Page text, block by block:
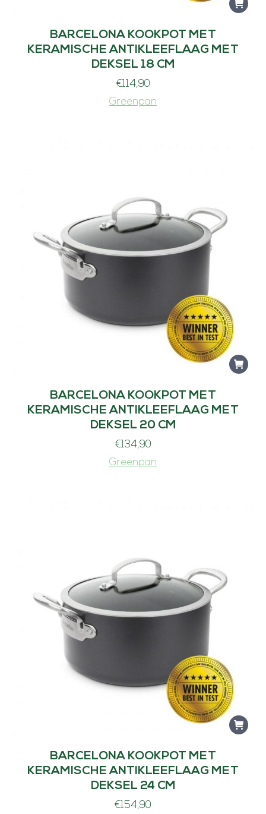
BARCELONA KOOKPOT MET
KERAMISCHE ANTIKLEEFLAAG MET
DEKSEL 18 CM
€114,90
Greenpan
BARCELONA KOOKPOT MET
KERAMISCHE ANTIKLEEFLAAG MET
DEKSEL 20 CM
€134,90
Greenpan
BARCELONA KOOKPOT MET
KERAMISCHE ANTIKLEEFLAAG MET
DEKSEL 24 CM
€154,90